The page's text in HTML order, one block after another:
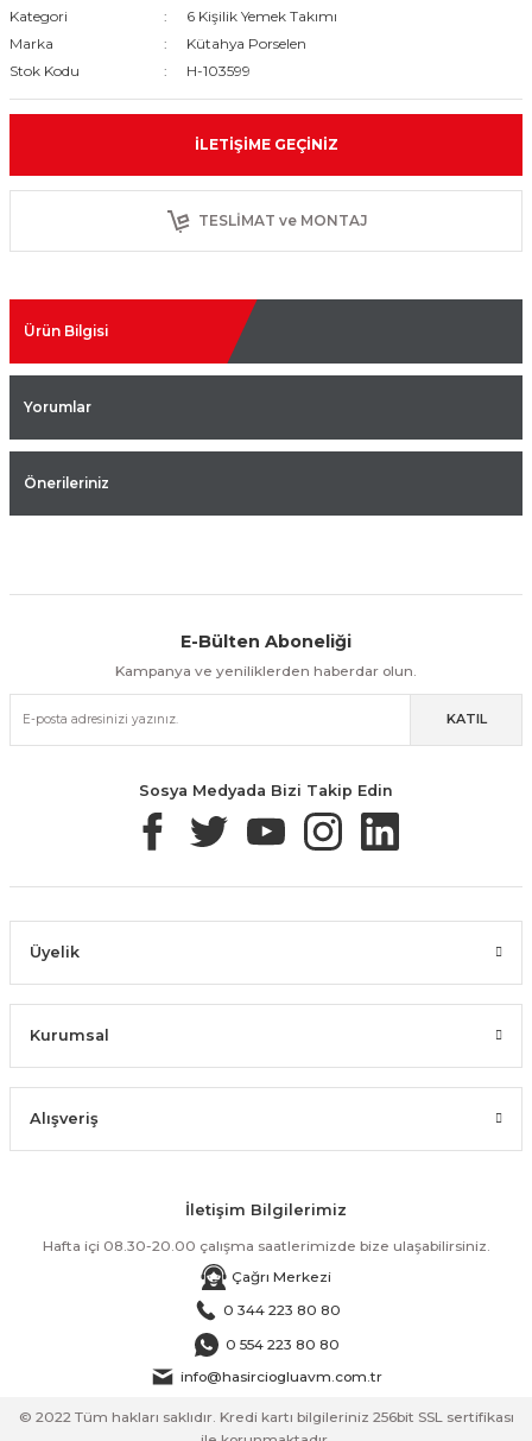
Kategori
6 Kişilik Yemek Takımı
Marka
Kütahya Porselen
Stok Kodu
H-103599
İLETIŞIME GEÇINIZ
TESLİMAT ve MONTAJ
Ürün Bilgisi
Yorumlar
Önerileriniz
Kolay İade & Değişim Güvenli Alışveriş
Güvenli Paketleme Taksit / Havale İle Alışveriş Kolay İade & Değişim
E-Bülten Aboneliği
Kampanya ve yeniliklerden haberdar olun.
KATIL
Sosya Medyada Bizi Takip Edin
Üyelik
Kurumsal
Alışveriş
İletişim Bilgilerimiz
Hafta içi 08.30-20.00 çalışma saatlerimizde bize ulaşabilirsiniz.
Çağrı Merkezi
0 344 223 80 80
0 554 223 80 80
info@hasirciogluavm.com.tr
© 2022 Tüm hakları saklıdır. Kredi kartı bilgileriniz 256bit SSL sertifikası